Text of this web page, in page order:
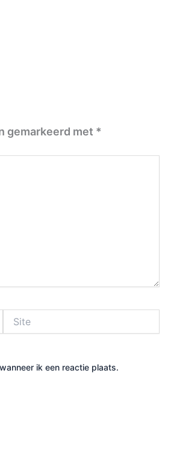
gemarkeerd met *
ik een reactie plaats.